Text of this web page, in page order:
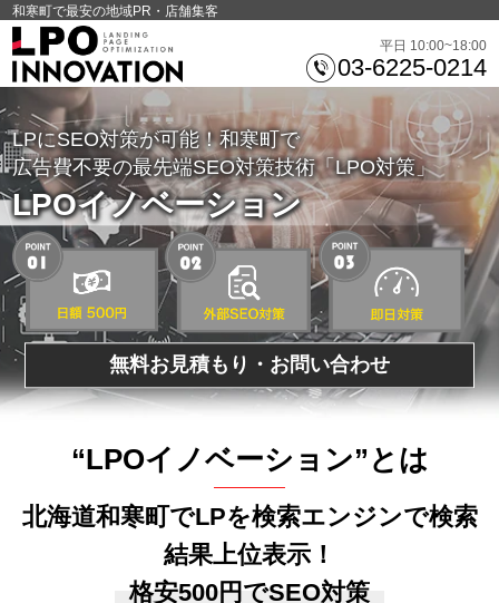
和寒町で最安の地域PR・店舗集客
平日 10:00~18:00
03-6225-0214
LPにSEO対策が可能！和寒町で
広告費不要の最先端SEO対策技術「LPO対策」
LPOイノベーション
無料お見積もり・お問い合わせ
“LPOイノベーション”とは
北海道和寒町でLPを検索エンジンで検索
結果上位表示！
格安500円でSEO対策